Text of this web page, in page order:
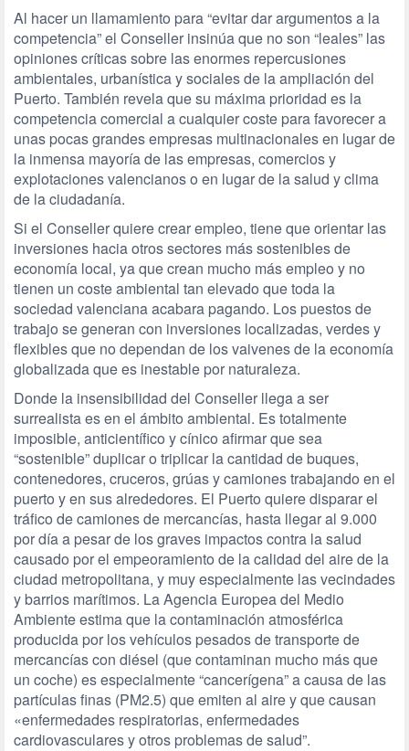
Al hacer un llamamiento para “evitar dar argumentos a la
competencia” el Conseller insinúa que no son “leales” las
opiniones críticas sobre las enormes repercusiones
ambientales, urbanística y sociales de la ampliación del
Puerto. También revela que su máxima prioridad es la
competencia comercial a cualquier coste para favorecer a
unas pocas grandes empresas multinacionales en lugar de
la inmensa mayoría de las empresas, comercios y
explotaciones valencianos o en lugar de la salud y clima
de la ciudadanía.
Si el Conseller quiere crear empleo, tiene que orientar las
inversiones hacia otros sectores más sostenibles de
economía local, ya que crean mucho más empleo y no
tienen un coste ambiental tan elevado que toda la
sociedad valenciana acabara pagando. Los puestos de
trabajo se generan con inversiones localizadas, verdes y
flexibles que no dependan de los vaivenes de la economía
globalizada que es inestable por naturaleza.
Donde la insensibilidad del Conseller llega a ser
surrealista es en el ámbito ambiental. Es totalmente
imposible, anticientífico y cínico afirmar que sea
“sostenible” duplicar o triplicar la cantidad de buques,
contenedores, cruceros, grúas y camiones trabajando en el
puerto y en sus alrededores. El Puerto quiere disparar el
tráfico de camiones de mercancías, hasta llegar al 9.000
por día a pesar de los graves impactos contra la salud
causado por el empeoramiento de la calidad del aire de la
ciudad metropolitana, y muy especialmente las vecindades
y barrios marítimos. La Agencia Europea del Medio
Ambiente estima que la contaminación atmosférica
producida por los vehículos pesados de transporte de
mercancías con diésel (que contaminan mucho más que
un coche) es especialmente “cancerígena” a causa de las
partículas finas (PM2.5) que emiten al aire y que causan
«enfermedades respiratorias, enfermedades
cardiovasculares y otros problemas de salud”.